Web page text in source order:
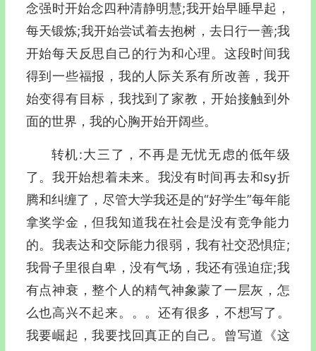
念强时开始念四种清静明慧;我开始早睡早起，
每天锻炼;我开始尝试着去抱树，去日行一善;我
开始每天反思自己的行为和心理。这段时间我
得到一些福报，我的人际关系有所改善，我开
始变得有目标，我找到了家教，开始接触到外
面的世界，我的心胸开始开阔些。
转机:大三了，不再是无忧无虑的低年级
了。我开始想着未来。我没有时间再去和sy折
腾和纠缠了，尽管大学我还是的“好学生”每年能
拿奖学金，但我知道我在社会是没有竞争能力
的。我表达和交际能力很弱，我有社交恐惧症;
我骨子里很自卑，没有气场，我还有强迫症;我
有点神衰，整个人的精气神象蒙了一层灰，怎
么也高兴不起来。。。还有很多，不想写了。
我要崛起，我要找回真正的自己。曾写道《这